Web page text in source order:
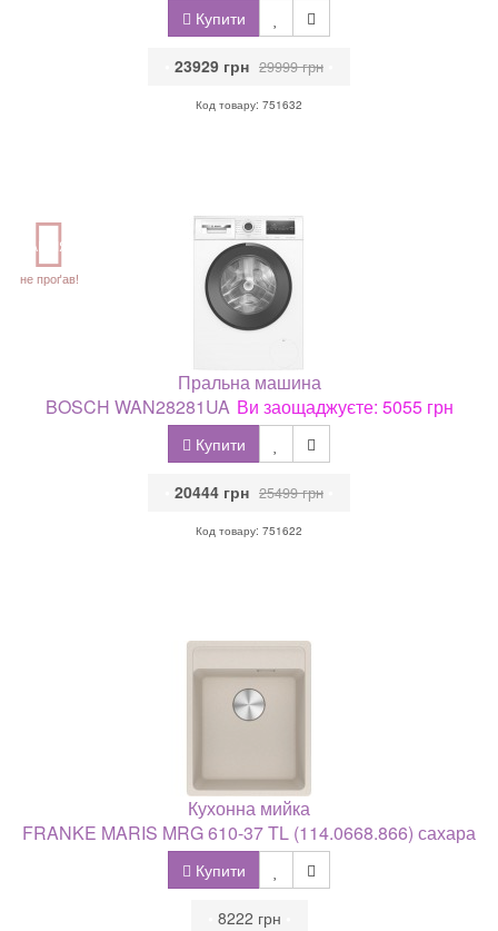
Купити
23929 грн 29999 грн
Код товару: 751632
АКЦІЯ
не проґав!
Пральна машина
BOSCH WAN28281UA Ви заощаджуєте: 5055 грн
Купити
20444 грн 25499 грн
Код товару: 751622
Кухонна мийка
FRANKE MARIS MRG 610-37 TL (114.0668.866) сахара
Купити
8222 грн